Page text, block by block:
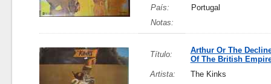
País:
Portugal
Notas:
Título:
Arthur Or The
Of The British
Artista:
The Kinks